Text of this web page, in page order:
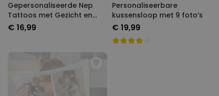
Gepersonaliseerde Nep
Tattoos met Gezicht en
Tekst set van 4
€ 16,99
Personaliseerbare
kussensloop met 9 foto’s
€ 19,99